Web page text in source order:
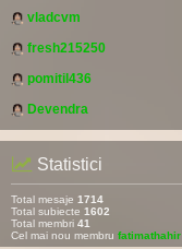
vladcvm
fresh215250
pomitil436
Devendra
Statistici
Total mesaje 1714
Total subiecte 1602
Total membri 41
Cel mai nou membru fatimathahir